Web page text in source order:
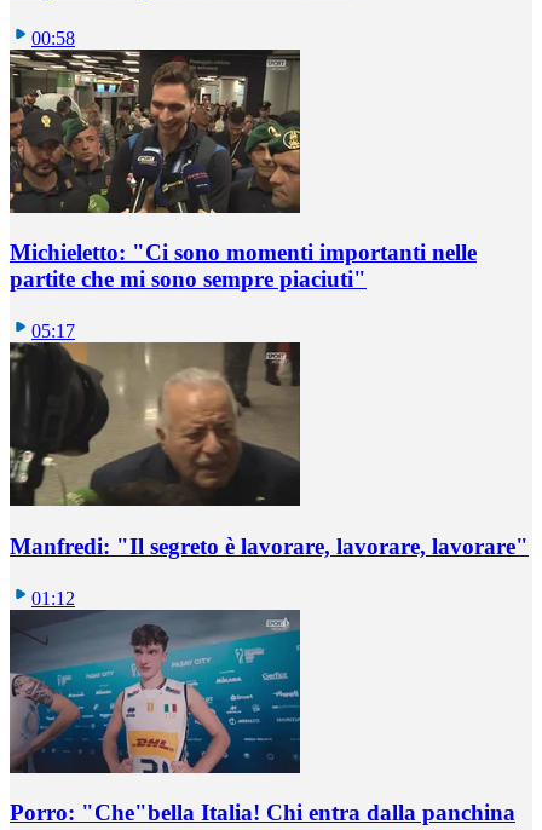
00:58
Michieletto: "Ci sono momenti importanti nelle
partite che mi sono sempre piaciuti"
05:17
Manfredi: "Il segreto è lavorare, lavorare, lavorare"
01:12
Porro: "Che"bella Italia! Chi entra dalla panchina